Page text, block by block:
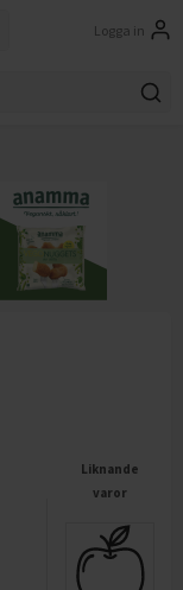
Logga in
Liknande
varor